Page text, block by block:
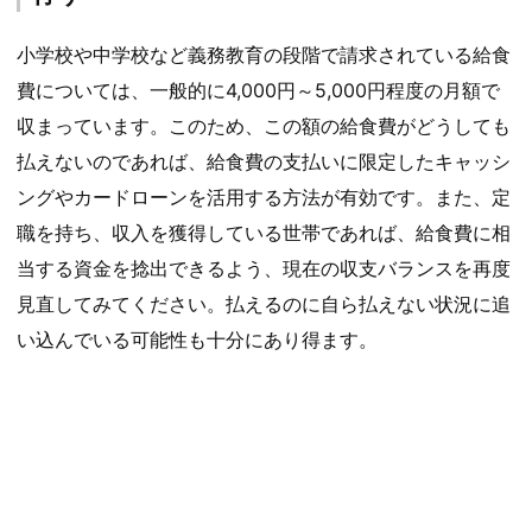
小学校や中学校など義務教育の段階で請求されている給食
費については、一般的に4,000円～5,000円程度の月額で
収まっています。このため、この額の給食費がどうしても
払えないのであれば、給食費の支払いに限定したキャッシ
ングやカードローンを活用する方法が有効です。また、定
職を持ち、収入を獲得している世帯であれば、給食費に相
当する資金を捻出できるよう、現在の収支バランスを再度
見直してみてください。払えるのに自ら払えない状況に追
い込んでいる可能性も十分にあり得ます。